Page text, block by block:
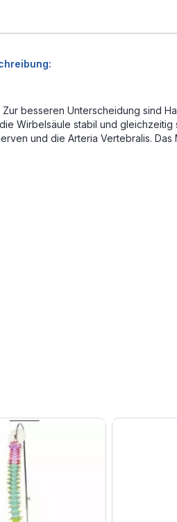
besseren Unterscheidung sind
Wirbelsäule stabil und
und die Arteria Vertebralis.